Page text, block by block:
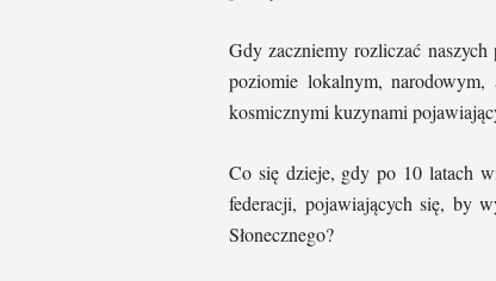
Gdy zaczniemy rozliczać
poziomie lokalnym,
kosmicznymi kuzynami
Co się dzieje, gdy po 10 latach
federacji, pojawiających się, by
Słonecznego?